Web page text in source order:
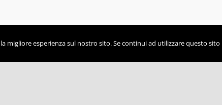
migliore esperienza sul nostro sito. Se continui ad utilizzare questo